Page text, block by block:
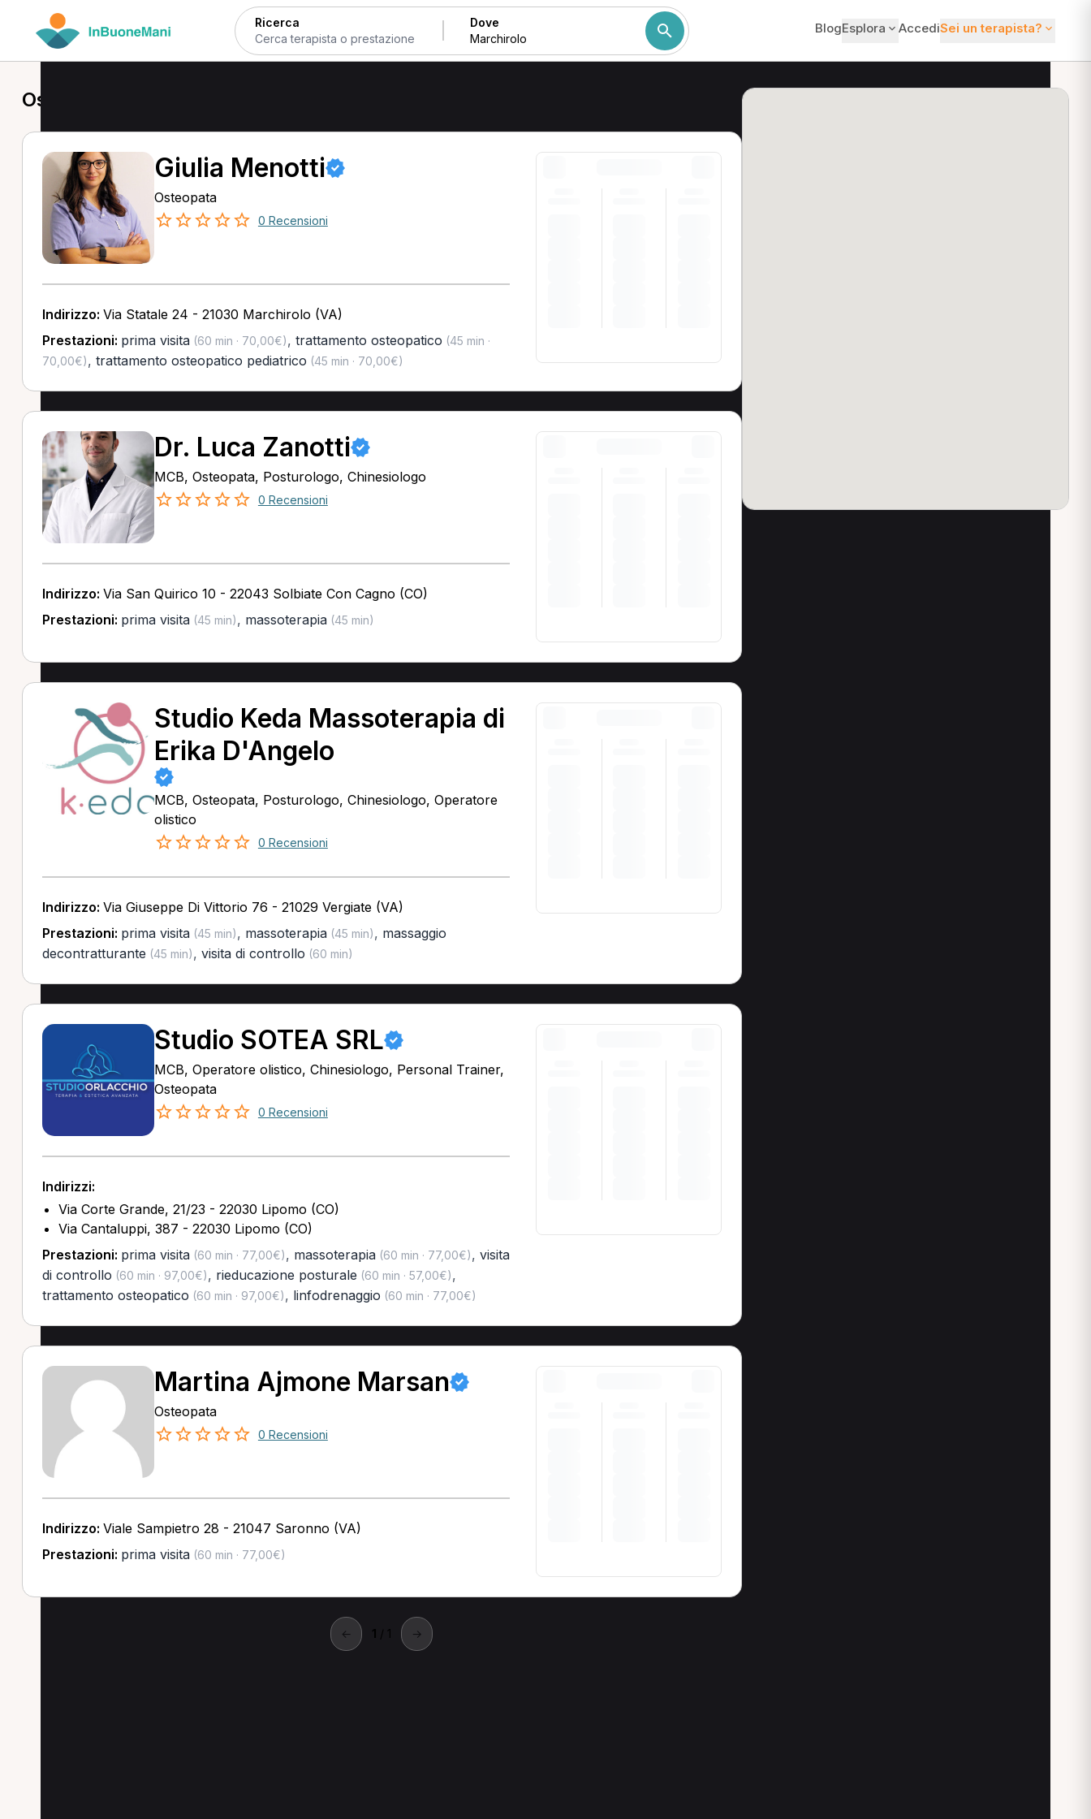
Ricerca Dove BlogEsplora AccediSei un terapista?
Osteopata a Marchirolo
Giulia Menotti
Osteopata
0 Recensioni
Indirizzo: Via Statale 24 - 21030 Marchirolo (VA)
Prestazioni: prima visita(60 min · 70,00€), trattamento osteopatico (45 min ·
70,00€), trattamento osteopatico pediatrico (45 min · 70,00€)
Dr. Luca Zanotti
MCB, Osteopata, Posturologo, Chinesiologo
0 Recensioni
Indirizzo: Via San Quirico 10 - 22043 Solbiate Con Cagno (CO)
Prestazioni: prima visita(45 min), massoterapia(45 min)
Studio Keda Massoterapia di
Erika D'Angelo
MCB, Osteopata, Posturologo, Chinesiologo, Operatore
olistico
0 Recensioni
Indirizzo: Via Giuseppe Di Vittorio 76 - 21029 Vergiate (VA)
Prestazioni: prima visita(45 min), massoterapia(45 min), massaggio
decontratturante (45 min), visita di controllo (60 min)
Studio SOTEA SRL
MCB, Operatore olistico, Chinesiologo, Personal Trainer,
Osteopata
0 Recensioni
Indirizzi:
Via Corte Grande, 21/23 - 22030 Lipomo (CO)
Via Cantaluppi, 387 - 22030 Lipomo (CO)
Prestazioni: prima visita(60 min · 77,00€), massoterapia(60 min · 77,00€), visita
di controllo (60 min · 97,00€), rieducazione posturale (60 min · 57,00€),
trattamento osteopatico (60 min · 97,00€), linfodrenaggio (60 min · 77,00€)
Martina Ajmone Marsan
Osteopata
0 Recensioni
Indirizzo: Viale Sampietro 28 - 21047 Saronno (VA)
Prestazioni: prima visita(60 min · 77,00€)
← 1 / 1 →